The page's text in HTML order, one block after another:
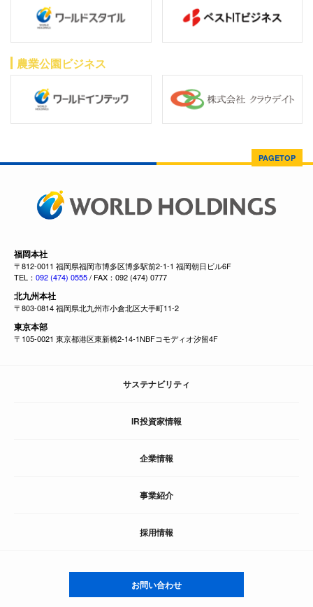
農業公園ビジネス
PAGETOP
福岡本社
〒812-0011 福岡県福岡市博多区博多駅前2-1-1 福岡朝日ビル6F
TEL： 092 (474) 0555/ FAX：092 (474) 0777
北九州本社
〒803-0814 福岡県北九州市小倉北区大手町11-2
東京本部
〒105-0021 東京都港区東新橋2-14-1NBFコモディオ汐留4F
サステナビリティ
IR投資家情報
企業情報
事業紹介
採用情報
お問い合わせ